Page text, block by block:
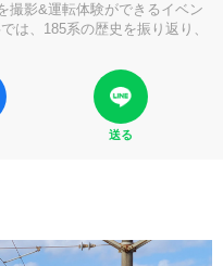
撮影&運転体験ができるイベン
は、185系の歴史を振り返り、
送る